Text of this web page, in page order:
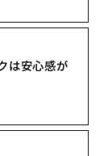
は安心感が